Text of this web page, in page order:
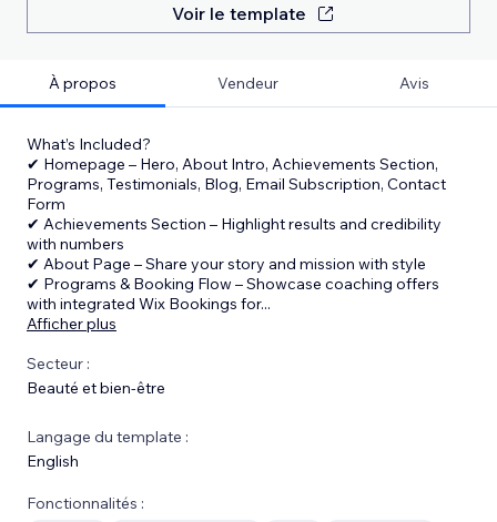
Voir le template
À propos Vendeur Avis
What’s Included?
✔ Homepage – Hero, About Intro, Achievements Section,
Programs, Testimonials, Blog, Email Subscription, Contact
Form
✔ Achievements Section – Highlight results and credibility
with numbers
✔ About Page – Share your story and mission with style
✔ Programs & Booking Flow – Showcase coaching offers
with integrated Wix Bookings for...
Afficher plus
Secteur :
Beauté et bien-être
Langage du template :
English
Fonctionnalités :